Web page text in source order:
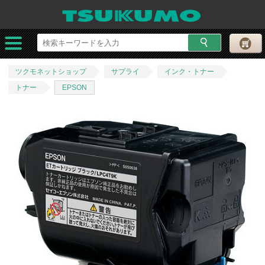
ツクモネットショップ サプライ
インク・トナー
トナー
EPSON